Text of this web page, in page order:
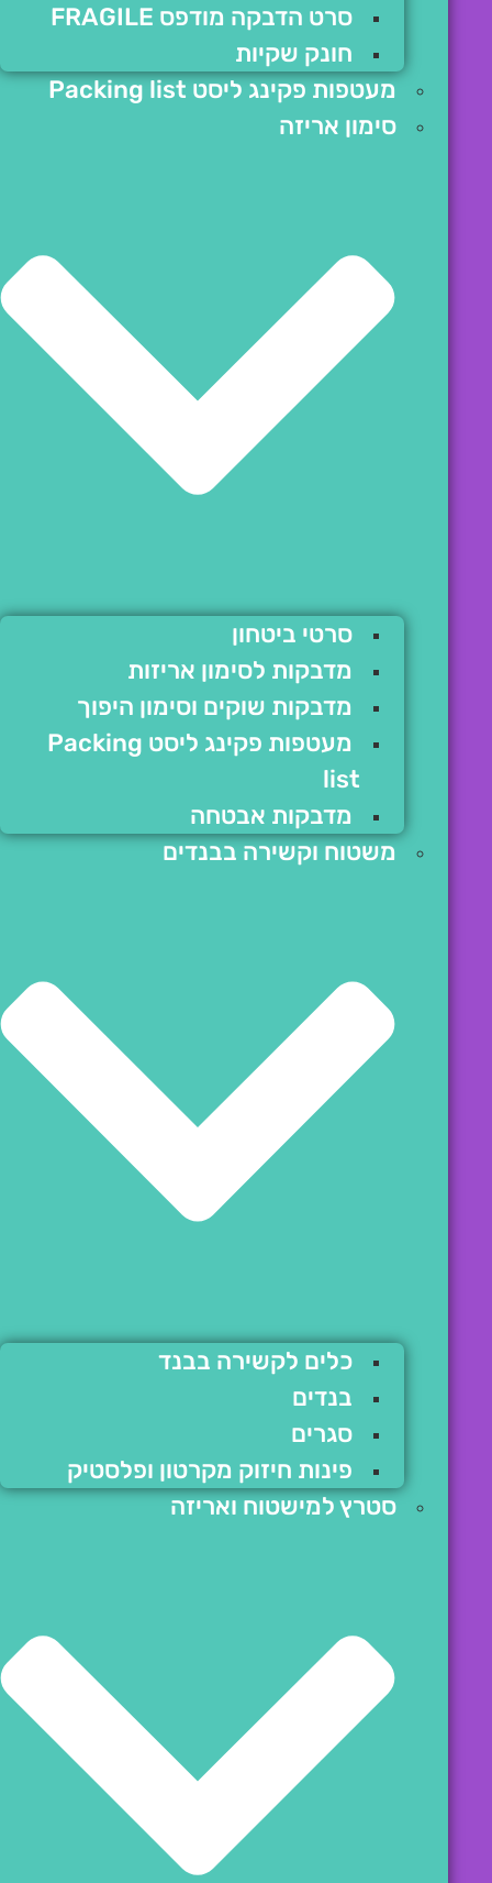
סרט הדבקה מודפס FRAGILE
חונק שקיות
מעטפות פקינג ליסט Packing list
סימון אריזה
סרטי ביטחון
מדבקות לסימון אריזות
מדבקות שוקים וסימון היפוך
מעטפות פקינג ליסט Packing
list
מדבקות אבטחה
משטוח וקשירה בבנדים
כלים לקשירה בבנד
בנדים
סגרים
פינות חיזוק מקרטון ופלסטיק
סטרץ למישטוח ואריזה